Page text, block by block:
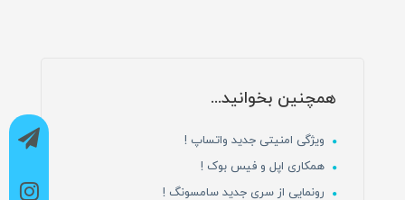
همچنین بخوانید...
ویژگی امنیتی جدید واتساپ !
همکاری اپل و فیس بوک !
رونمایی از سری جدید سامسونگ !